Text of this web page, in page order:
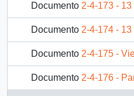
Documento 2-4-173 - 13 de Agosto
Documento 2-4-174 - 13 de Agosto Protesta Nacional: porque
Documento 2-4-175 -
Documento 2-4-176 - Paro